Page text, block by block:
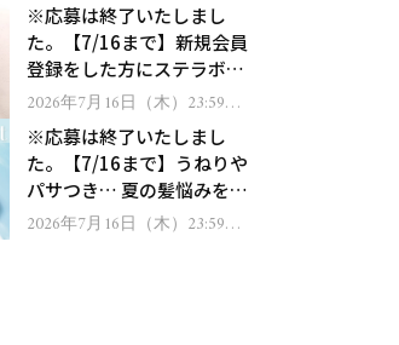
※応募は終了いたしまし
た。【7/16まで】新規会員
登録をした方にステラボー
テのシャインリバース ヘア
ゼント！
2026年7月16日（木）23:59ま
※応募は終了いたしまし
た。【7/16まで】うねりや
パサつき… 夏の髪悩みを解
消するヘアケアアイテムを
2026年7月16日（木）23:59ま